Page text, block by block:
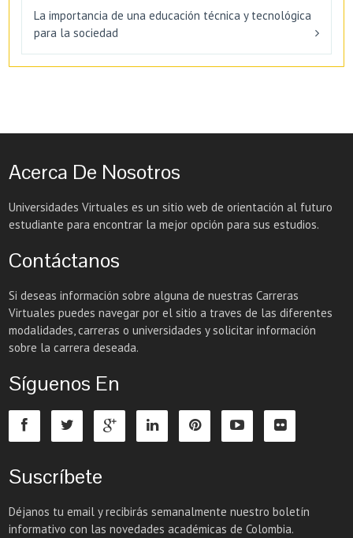
La importancia de una educación técnica y tecnológica
para la sociedad
Acerca De Nosotros
Universidades Virtuales es un sitio web de orientación al futuro
estudiante para encontrar la mejor opción para sus estudios.
Contáctanos
Si deseas información sobre alguna de nuestras Carreras
Virtuales puedes navegar por el sitio a traves de las diferentes
modalidades, carreras o universidades y solicitar información
sobre la carrera deseada.
Síguenos En
Suscríbete
Déjanos tu email y recibirás semanalmente nuestro boletín
informativo con las novedades académicas de Colombia.